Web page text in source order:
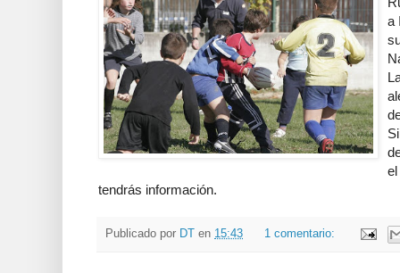
a
el
tendrás información.
Publicado por DT en 15:43 1 comentario: